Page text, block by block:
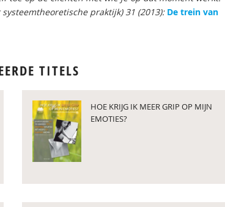
praktijk) 31 (2013): De trein van
TITELS
HOE KRIJG IK MEER GRIP OP MIJN
EMOTIES?